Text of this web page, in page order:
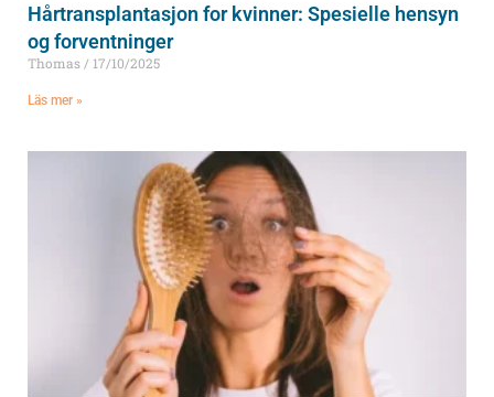
Hårtransplantasjon for kvinner: Spesielle hensyn
og forventninger
Thomas 17/10/2025
Läs mer »